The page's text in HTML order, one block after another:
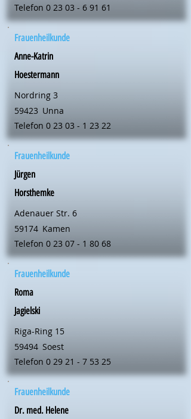
Telefon 0 23 03 - 6 91 61
Frauenheilkunde
Anne-Katrin
Hoestermann
Nordring 3
59423 Unna
Telefon 0 23 03 - 1 23 22
Frauenheilkunde
Jürgen
Horsthemke
Adenauer Str. 6
59174 Kamen
Telefon 0 23 07 - 1 80 68
Frauenheilkunde
Roma
Jagielski
Riga-Ring 15
59494 Soest
Telefon 0 29 21 - 7 53 25
Frauenheilkunde
Dr. med. Helene